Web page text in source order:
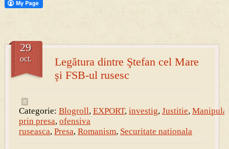
Legătura dintre Ştefan cel Mare
şi FSB-ul rusesc
29
oct.
Categorie: Blogroll, EXPORT, investig, Justitie,
prin presa, ofensiva
ruseasca, Presa, Romanism, Securitate nationala